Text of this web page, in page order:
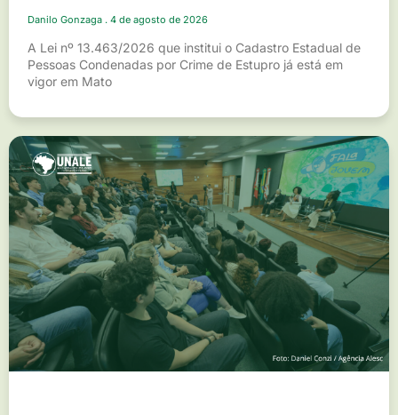
Danilo Gonzaga 4 de agosto de 2026
A Lei nº 13.463/2026 que institui o Cadastro Estadual de
Pessoas Condenadas por Crime de Estupro já está em
vigor em Mato